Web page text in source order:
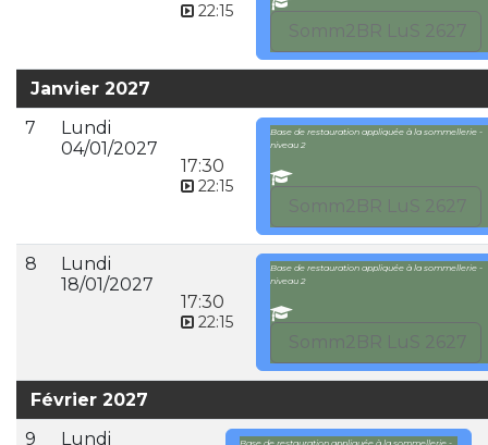
22:15
Somm2BR LuS 2627
Janvier 2027
7
Lundi
04/01/2027
17:30
22:15
Base de restauration appliquée à la sommellerie -
niveau 2
Somm2BR LuS 2627
8
Lundi
18/01/2027
17:30
22:15
Base de restauration appliquée à la sommellerie -
niveau 2
Somm2BR LuS 2627
Février 2027
9
Lundi
Base de restauration appliquée à la sommellerie -